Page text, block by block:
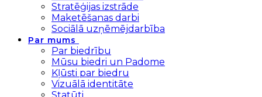
Stratēģijas izstrāde
Maketēšanas darbi
Sociālā uzņēmējdarbība
Par mums
Par biedrību
Mūsu biedri un Padome
Kļūsti par biedru
Vizuālā identitāte